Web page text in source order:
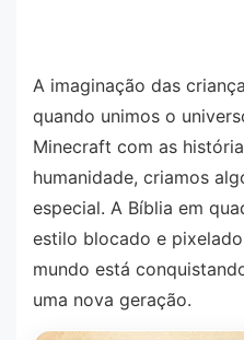
A imaginação das
quando unimos o
Minecraft com as
humanidade, criamos
especial. A Bíblia em
estilo blocado e
mundo está
uma nova geração.